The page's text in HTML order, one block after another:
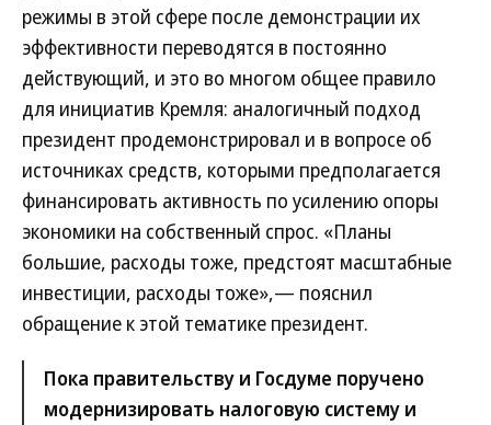
режимы в этой сфере после демонстрации их
эффективности переводятся в постоянно
действующий, и это во многом общее правило
для инициатив Кремля: аналогичный подход
президент продемонстрировал и в вопросе об
источниках средств, которыми предполагается
финансировать активность по усилению опоры
экономики на собственный спрос. «Планы
большие, расходы тоже, предстоят масштабные
инвестиции, расходы тоже»,— пояснил
обращение к этой тематике президент.
Пока правительству и Госдуме поручено
модернизировать налоговую систему и